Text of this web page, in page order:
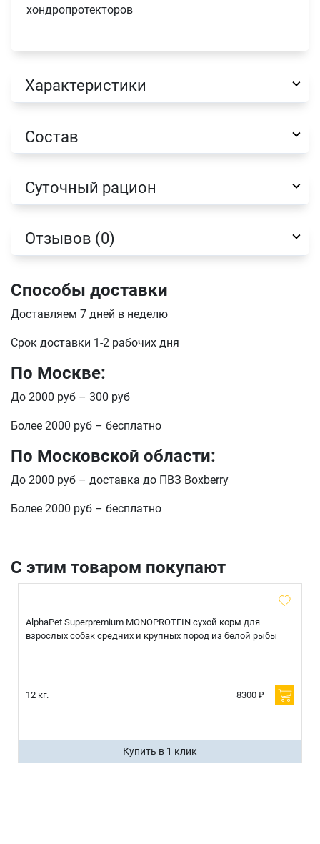
хондропротекторов
Характеристики
Состав
Суточный рацион
Отзывов (0)
Способы доставки
Доставляем 7 дней в неделю
Срок доставки 1-2 рабочих дня
По Москве:
До 2000 руб – 300 руб
Более 2000 руб – бесплатно
По Московской области:
До 2000 руб – доставка до ПВЗ Boxberry
Более 2000 руб – бесплатно
С этим товаром покупают
AlphaPet Superpremium MONOPROTEIN сухой корм для
взрослых собак средних и крупных пород из белой рыбы
12 кг. 8300 ₽
Купить в 1 клик
Оформить заказ